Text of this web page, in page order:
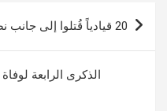
تصفّح
المقالات
20 قيادياً قُتلوا إلى جانب نصرالله في الغارة على …
الذكرى الرابعة